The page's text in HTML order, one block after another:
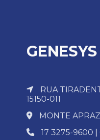
RUA
15150-011
MONTE
17 3275-9600